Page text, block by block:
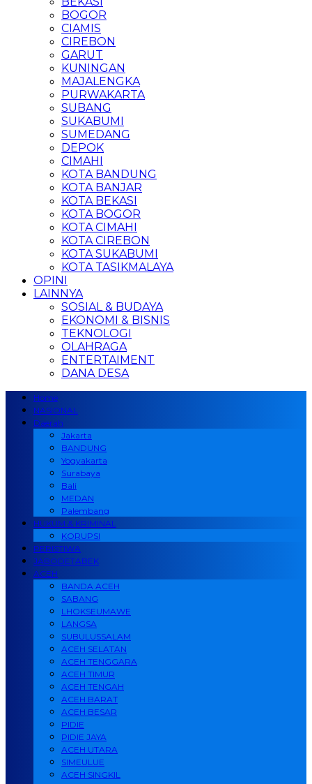
BOGOR
CIAMIS
CIREBON
GARUT
KUNINGAN
MAJALENGKA
PURWAKARTA
SUBANG
SUKABUMI
SUMEDANG
DEPOK
CIMAHI
KOTA BANDUNG
KOTA BANJAR
KOTA BEKASI
KOTA BOGOR
KOTA CIMAHI
KOTA CIREBON
KOTA SUKABUMI
KOTA TASIKMALAYA
OPINI
LAINNYA
SOSIAL & BUDAYA
EKONOMI & BISNIS
TEKNOLOGI
OLAHRAGA
ENTERTAIMENT
DANA DESA
Home
NASIONAL
Daerah
Jakarta
BANDUNG
Yogyakarta
Surabaya
Bali
MEDAN
Palembang
HUKUM & KRIMINAL
KORUPSI
PERISTIWA
JABODETABEK
ACEH
BANDA ACEH
SABANG
LHOKSEUMAWE
LANGSA
SUBULUSSALAM
ACEH SELATAN
ACEH TENGGARA
ACEH TIMUR
ACEH TENGAH
ACEH BARAT
ACEH BESAR
PIDIE
PIDIE JAYA
ACEH UTARA
SIMEULUE
ACEH SINGKIL